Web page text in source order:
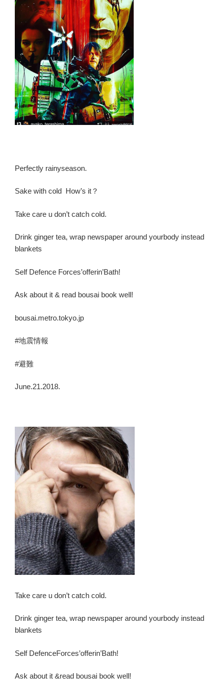
Perfectly rainyseason.
Sake with cold How’s it？
Take care u don’t catch cold.
Drink ginger tea, wrap newspaper around yourbody instead
blankets
Self Defence Forces’offerin’Bath!
Ask about it & read bousai book well!
bousai.metro.tokyo.jp
#地震情報
#避難
June.21.2018.
Take care u don’t catch cold.
Drink ginger tea, wrap newspaper around yourbody instead
blankets
Self DefenceForces’offerin’Bath!
Ask about it &read bousai book well!